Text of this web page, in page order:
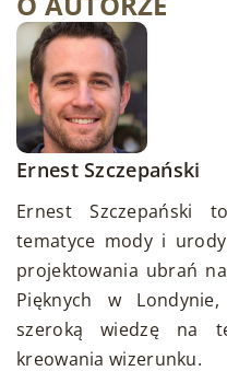
Ernest Szczepański
Ernest
tematyce mody i
projektowania ubrań
Pięknych w
szeroką wiedzę na
kreowania wizerunku.